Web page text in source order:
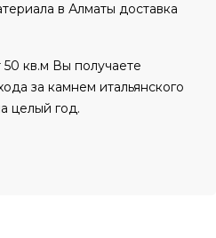
в Алматы доставка
кв.м Вы получаете
за камнем итальянского
целый год.